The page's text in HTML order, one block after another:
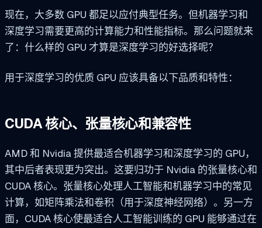
现在，大多数 GPU 都足以应付典型任务。但机器学习和
深度学习需要更高的计算能力和性能指标。那么问题就来
了：什么样的 GPU 才算是深度学习的好选择呢？
用于深度学习的优质 GPU 应该具备以下品质和特性：
CUDA 核心、张量核心和兼容性
AMD 和 Nvidia 提供最适合机器学习和深度学习的 GPU，
其中后者表现更为突出。这要归功于 Nvidia 的张量核心和
CUDA 核心。张量核心处理人工智能和机器学习中的常见
计算，如矩阵乘法和卷积（用于深度神经网络）。另一方
面，CUDA 核心使最适合人工智能训练的 GPU 能够通过在